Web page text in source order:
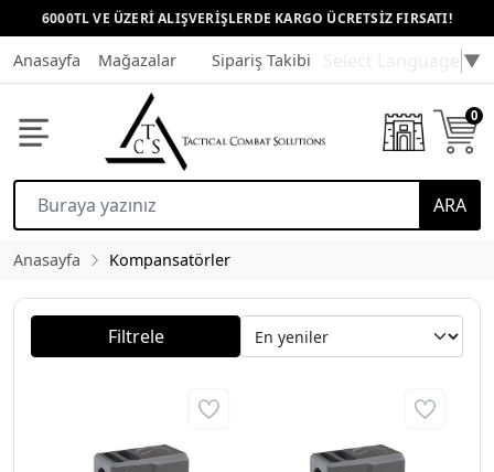
6000TL VE ÜZERİ ALIŞVERİŞLERDE KARGO ÜCRETSİZ FIRSATI!
Anasayfa Mağazalar Sipariş Takibi Müşteri Hizmetleri
▼
ARA
0
Anasayfa Kompansatörler
Filtrele